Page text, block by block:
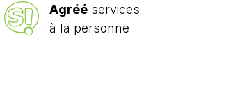
Agrééservices
à la personne